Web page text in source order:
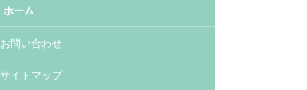
ホーム
お問い合わせ
サイトマップ